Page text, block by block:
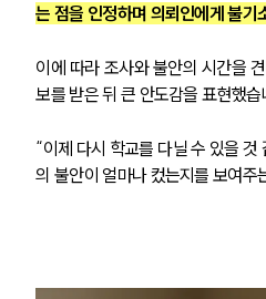
는 점을 인정하며 의뢰인에게 불기
이에 따라 조사와 불안의 시간을
보를 받은 뒤 큰 안도감을 표현했습
“이제 다시 학교를 다닐 수 있을
의 불안이 얼마나 컸는지를 보여주